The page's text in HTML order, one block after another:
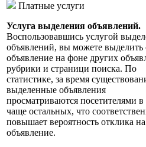
Платные услуги
Услуга выделения объявлений.
Воспользовавшись услугой
объявлений, вы можете выделить
объявление на фоне других
рубрики и страници поиска. По
статистике, за время
выделенные объявления
просматриваются посетителями в
чаще остальных, что
повышает вероятность отклика на
объявление.